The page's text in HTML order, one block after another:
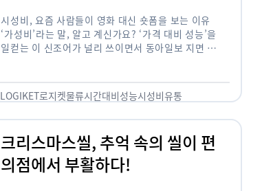
시성비, 요즘 사람들이 영화 대신 숏폼을 보는 이유
‘가성비’라는 말, 알고 계신가요? ‘가격 대비 성능’을
일컫는 이 신조어가 널리 쓰이면서 동아일보 지면 기
LOGIKET로지켓물류시간대비성능시성비유통
크리스마스씰, 추억 속의 씰이 편
의점에서 부활하다!